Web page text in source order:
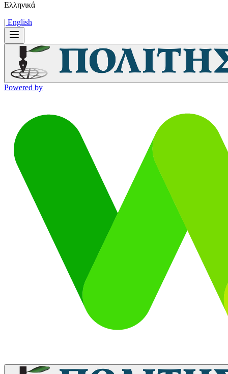
Ελληνικά
| Εnglish
Powered by